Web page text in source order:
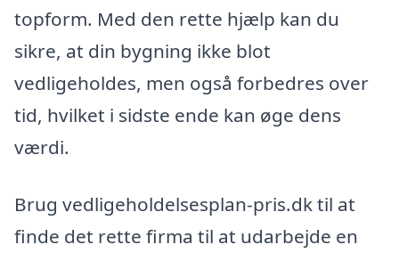
topform. Med den rette hjælp kan du
sikre, at din bygning ikke blot
vedligeholdes, men også forbedres over
tid, hvilket i sidste ende kan øge dens
værdi.
Brug vedligeholdelsesplan-pris.dk til at
finde det rette firma til at udarbejde en